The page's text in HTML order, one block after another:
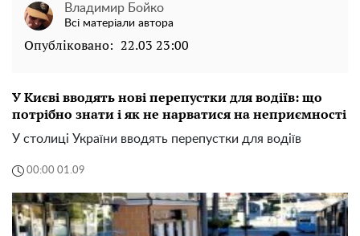
Владимир Бойко
Всі матеріали автора
Опубліковано: 22.03 23:00
У Києві вводять нові перепустки для водіїв: що
потрібно знати і як не нарватися на неприємності
У столиці України вводять перепустки для водіїв
00:00 01.09